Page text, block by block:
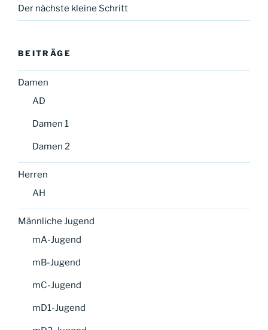
Der nächste kleine Schritt
BEITRÄGE
Damen
AD
Damen 1
Damen 2
Herren
AH
Männliche Jugend
mA-Jugend
mB-Jugend
mC-Jugend
mD1-Jugend